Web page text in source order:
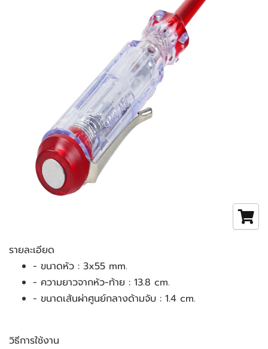
รายละเอียด
- ขนาดหัว : 3x55 mm.
- ความยาวจากหัว-ท้าย : 13.8 cm.
- ขนาดเส้นผ่าศูนย์กลางด้ามจับ : 1.4 cm.
วิธีการใช้งาน